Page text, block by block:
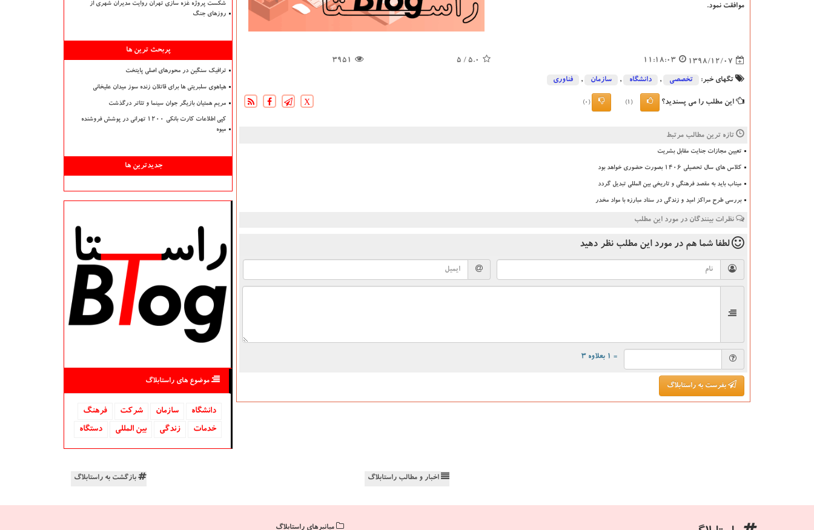
موافقت نمود.
1398/12/07
11:18:03
5.0
/ 5
3951
تگهای خبر: تخصصی , دانشگاه‌ , سازمان , فناوری
این مطلب را می پسندید؟ (1)
(0)
X
تازه ترین مطالب مرتبط
تعیین مجازات جنایت مقابل بشریت
کلاس های سال تحصیلی ۱۴۰۶ بصورت حضوری خواهد بود
میناب باید به مقصد فرهنگی و تاریخی بین المللی تبدیل گردد
بررسی طرح مراکز امید و زندگی در ستاد مبارزه با مواد مخدر
نظرات بینندگان در مورد این مطلب
لطفا شما هم در مورد این مطلب نظر دهید
= ۱ بعلاوه ۳
بفرست به راستابلاگ
شکست پروژه غزه سازی تهران روایت مدیران شهری از
روزهای جنگ
پربحث ترین ها
ترافیک سنگین در محورهای اصلی پایتخت
هیاهوی سلبریتی ها برای قاتلان زنده سوز میدان علیخانی
مریم همتیان بازیگر جوان سینما و تئاتر درگذشت
کپی اطلاعات کارت بانکی ۱۲۰۰ تهرانی در پوشش فروشنده
میوه
جدیدترین ها
موضوع های راستابلاگ
دانشگاه‌ سازمان شركت
فرهنگ
خدمات
زندگی بین المللی دستگاه
اخبار و مطالب راستابلاگ بازگشت به راستابلاگ
میانبرهای راستابلاگ